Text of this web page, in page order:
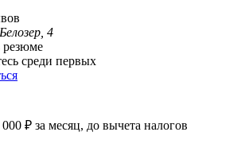
4
среди первых
000 ₽ за месяц, до вычета налогов